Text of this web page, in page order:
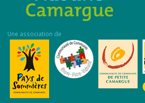
Une association de